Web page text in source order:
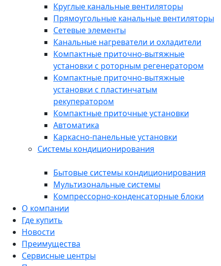
Круглые канальные вентиляторы
Прямоугольные канальные вентиляторы
Сетевые элементы
Канальные нагреватели и охладители
Компактные приточно-вытяжные
установки с роторным регенератором
Компактные приточно-вытяжные
установки с пластинчатым
рекуператором
Компактные приточные установки
Автоматика
Каркасно-панельные установки
Системы кондиционирования
Бытовые системы кондиционирования
Мультизональные системы
Компрессорно-конденсаторные блоки
О компании
Где купить
Новости
Преимущества
Сервисные центры